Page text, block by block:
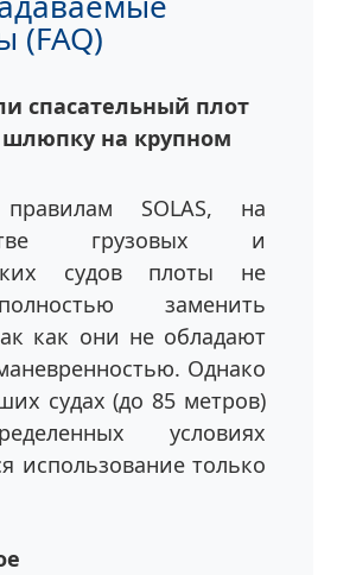
(FAQ)
спасательный плот
на крупном
правилам SOLAS, на
грузовых и
судов плоты не
заменить
как они не обладают
Однако
судах (до 85 метров)
условиях
использование только